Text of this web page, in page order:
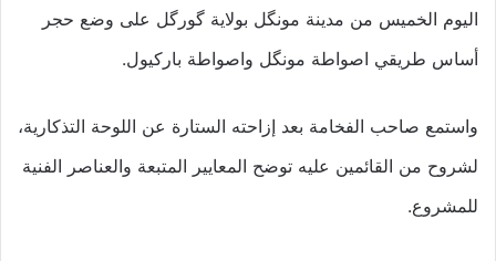
اليوم الخميس من مدينة مونگل بولاية گورگل على وضع حجر
أساس طريقي اصواطة مونگل واصواطة باركيول.
واستمع صاحب الفخامة بعد إزاحته الستارة عن اللوحة التذكارية،
لشروح من القائمين عليه توضح المعايير المتبعة والعناصر الفنية
للمشروع.